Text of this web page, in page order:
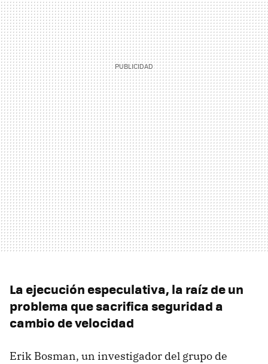
La ejecución especulativa, la raíz de un
problema que sacrifica seguridad a
cambio de velocidad
Erik Bosman, un investigador del grupo de